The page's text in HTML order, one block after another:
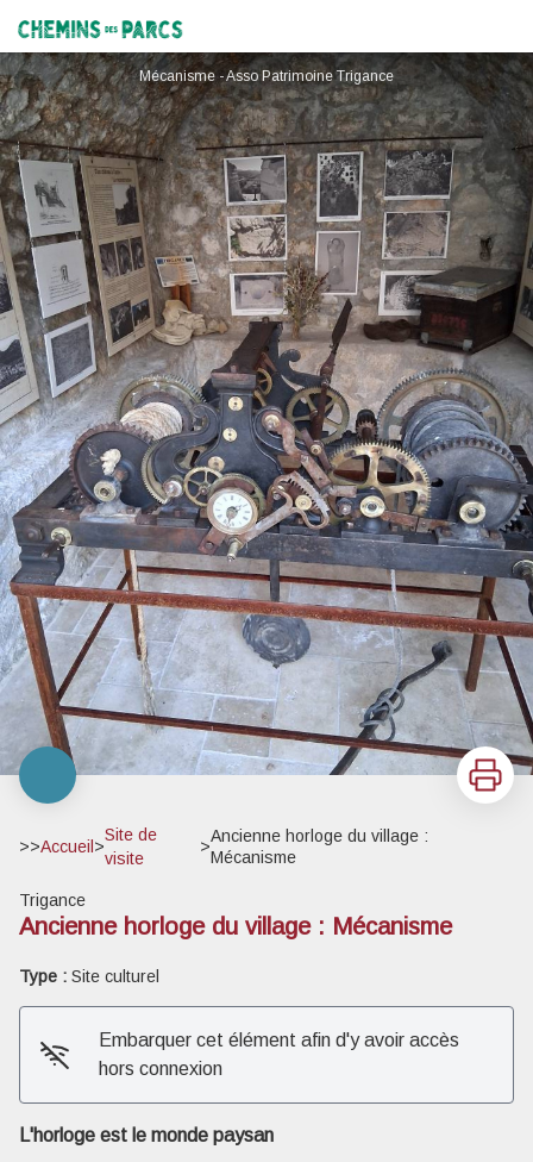
Chemins des Parcs
Mécanisme - Asso Patrimoine Trigance
Imprimer
>>Accueil >
Site de
visite
>
Ancienne horloge du village :
Mécanisme
Trigance
Ancienne horloge du village : Mécanisme
Type : Site culturel
Embarquer cet élément afin d'y avoir accès
hors connexion
L'horloge est le monde paysan